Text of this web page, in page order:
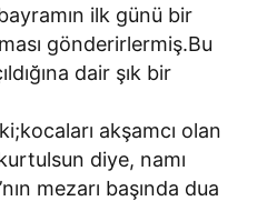
ilk günü bir
gönderirlermiş.Bu
dair şık bir
akşamcı olan
diye, namı
mezarı başında dua